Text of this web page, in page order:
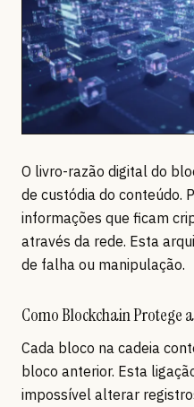
O livro-razão digital do
de custódia do conteúdo.
informações que ficam
através da rede. Esta
de falha ou manipulação.
Como Blockchain Protege
Cada bloco na cadeia
bloco anterior. Esta
impossível alterar